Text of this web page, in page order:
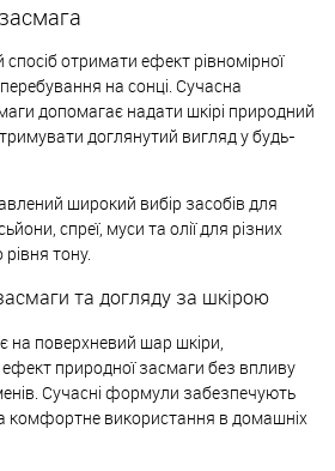
До кошика
В наявності
отримати ефект рівномірної
на сонці. Сучасна
допомагає надати шкірі природний
доглянутий вигляд у будь-
широкий вибір засобів для
спреї, муси та олії для різних
тону.
та догляду за шкірою
на поверхневий шар шкіри,
природної засмаги без впливу
Сучасні формули забезпечують
комфортне використання в домашніх